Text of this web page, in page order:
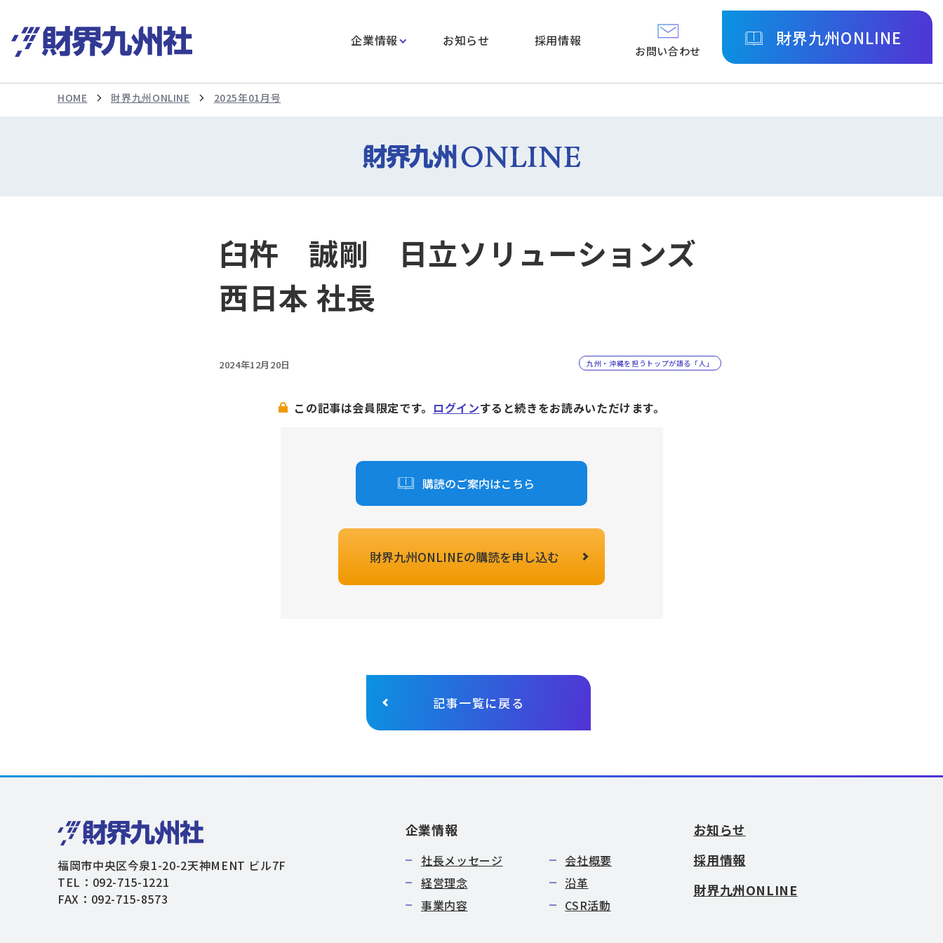
企業情報 お知らせ 採用情報
お問い合わせ
財界九州ONLINE
HOME 財界九州ONLINE 2025年01月号
臼杵 誠剛 日立ソリューションズ
西日本 社長
2024年12月20日 九州・沖縄を担うトップが語る「人」
この記事は会員限定です。 ログインすると続きをお読みいただけます。
購読のご案内はこちら
財界九州ONLINEの購読を申し込む
記事一覧に戻る
福岡市中央区今泉1-20-2天神MENT ビル7F
TEL：092-715-1221
FAX：092-715-8573
企業情報
社長メッセージ
会社概要
経営理念
沿革
事業内容
CSR活動
お知らせ
採用情報
財界九州ONLINE